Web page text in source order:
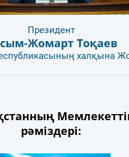
Президент
Жомарт Тоқаев
халқына
рәміздері: